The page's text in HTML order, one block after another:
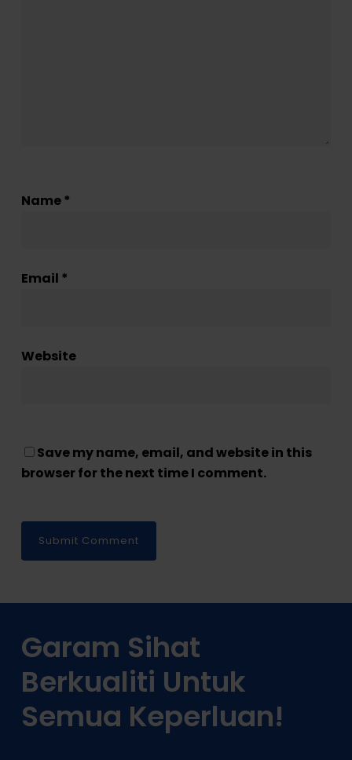
Name *
Email *
Website
Save my name, email, and website in this
browser for the next time I comment.
Garam Sihat
Berkualiti Untuk
Semua Keperluan!